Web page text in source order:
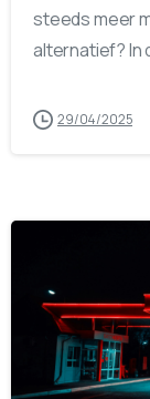
steeds meer
alternatief? In
29/04/2025